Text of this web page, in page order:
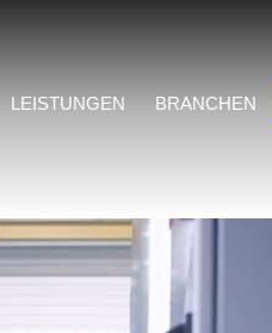
LEISTUNGEN BRANCHEN